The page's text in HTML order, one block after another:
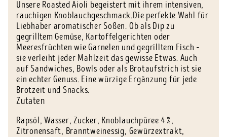
Unsere Roasted Aioli begeistert mit ihrem intensiven,
rauchigen Knoblauchgeschmack.Die perfekte Wahl für
Liebhaber aromatischer Soßen. Ob als Dip zu
gegrilltem Gemüse, Kartoffelgerichten oder
Meeresfrüchten wie Garnelen und gegrilltem Fisch –
sie verleiht jeder Mahlzeit das gewisse Etwas. Auch
auf Sandwiches, Bowls oder als Brotaufstrich ist sie
ein echter Genuss. Eine würzige Ergänzung für jede
Brotzeit und Snacks.
Zutaten
Rapsöl, Wasser, Zucker, Knoblauchpüree 4 %,
Zitronensaft, Branntweinessig, Gewürzextrakt,